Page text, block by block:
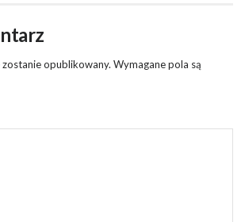
opublikowany. Wymagane pola są